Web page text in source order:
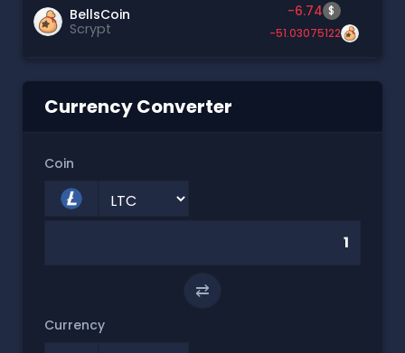
BellsCoin
Scrypt
-6.74 $
-51.03075122
Currency Converter
Coin
⇄
Currency